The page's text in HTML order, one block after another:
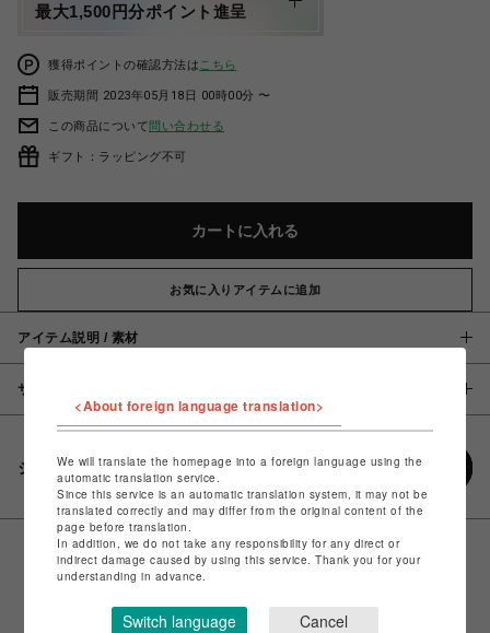
最大1,500円分ポイント進呈
獲得ポイントの確認方法は こちら
販売期間 2023年05月18日 00時00分 〜
この商品について問い合わせる
ギフト：ラッピング不可
カートに入れる
お気に入りアイテムに追加
アイテム説明 / 素材
サイズ
シェアする
<About foreign language translation>
We will translate the homepage into a foreign language using the
automatic translation service.
Since this service is an automatic translation system, it may not be
translated correctly and may differ from the original content of the
page before translation.
In addition, we do not take any responsibility for any direct or
indirect damage caused by using this service. Thank you for your
understanding in advance.
Switch language Cancel